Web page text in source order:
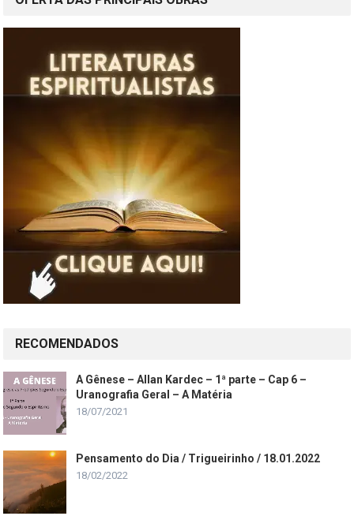
RECOMENDADOS
A Gênese – Allan Kardec – 1ª parte – Cap 6 –
Uranografia Geral – A Matéria
18/07/2021
Pensamento do Dia / Trigueirinho / 18.01.2022
18/02/2022